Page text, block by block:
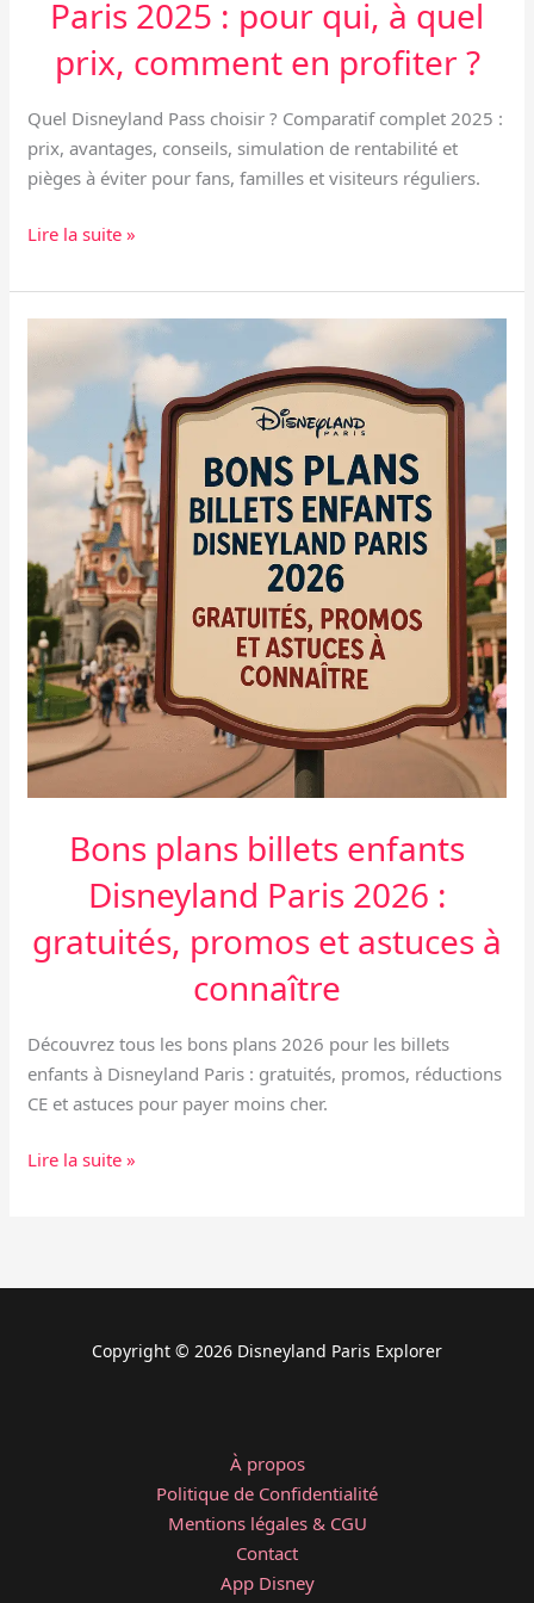
Paris 2025 : pour qui, à quel
prix, comment en profiter ?
Quel Disneyland Pass choisir ? Comparatif complet 2025 :
prix, avantages, conseils, simulation de rentabilité et
pièges à éviter pour fans, familles et visiteurs réguliers.
Lire la suite »
Bons plans billets enfants
Disneyland Paris 2026 :
gratuités, promos et astuces à
connaître
Découvrez tous les bons plans 2026 pour les billets
enfants à Disneyland Paris : gratuités, promos, réductions
CE et astuces pour payer moins cher.
billets
enfants
Disneyland
2026
gratuités,
promos
et
astuces
à
connaître
Lire la suite »
Copyright © 2026 Disneyland Paris Explorer
À propos
Politique de Confidentialité
Mentions légales & CGU
Contact
App Disney